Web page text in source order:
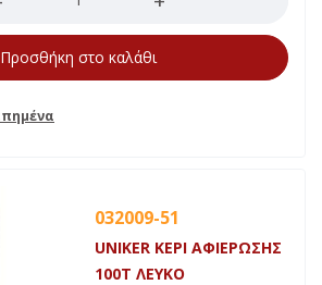
Προσθήκη στο καλάθι
032009-51
UNIKER ΚΕΡΙ ΑΦΙΕΡΩΣΗΣ
100Τ ΛΕΥΚΟ